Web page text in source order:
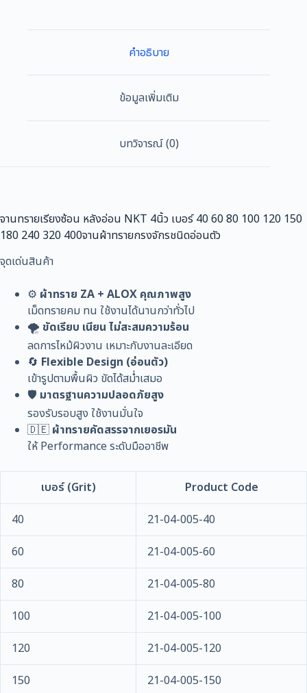
150
320
400
ผ้า
กรง
ชนิด
คำอธิบาย
ข้อมูลเพิ่มเติม
บทวิจารณ์ (0)
จานทรายเรียงซ้อน หลังอ่อน NKT 4นิ้ว เบอร์ 40 60 80 100 120 150
180 240 320 400จานผ้าทรายกรงจักรชนิดอ่อนตัว
จุดเด่นสินค้า
⚙️ ผ้าทราย ZA + ALOX คุณภาพสูง
เม็ดทรายคม ทน ใช้งานได้นานกว่าทั่วไป
🌪️ ขัดเรียบ เนียน ไม่สะสมความร้อน
ลดการไหม้ผิวงาน เหมาะกับงานละเอียด
🔄 Flexible Design (อ่อนตัว)
เข้ารูปตามพื้นผิว ขัดได้สม่ำเสมอ
🛡️ มาตรฐานความปลอดภัยสูง
รองรับรอบสูง ใช้งานมั่นใจ
🇩🇪 ผ้าทรายคัดสรรจากเยอรมัน
ให้ Performance ระดับมืออาชีพ
เบอร์ (Grit)
Product Code
40
21-04-005-40
60
21-04-005-60
80
21-04-005-80
100
21-04-005-100
120
21-04-005-120
150
21-04-005-150